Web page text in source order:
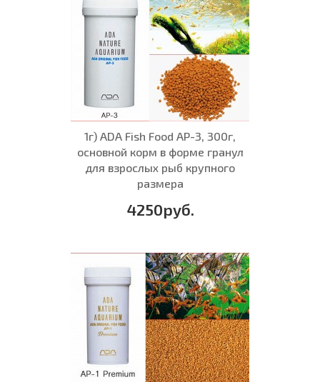
1г) ADA Fish Food AP-3, 300г,
основной корм в форме гранул
для взрослых рыб крупного
размера
4250руб.